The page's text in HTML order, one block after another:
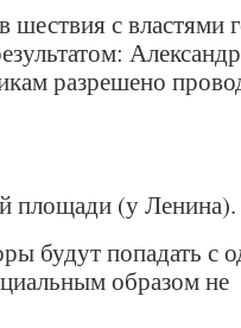
шествия с властями
разрешено
площади (у Ленина).
будут попадать с
образом не